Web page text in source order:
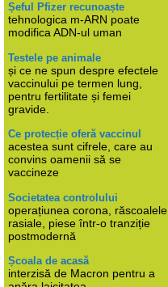
Șeful Pfizer recunoaște
tehnologica m-ARN poate
modifica ADN-ul uman
Testele pe animale
și ce ne spun despre efectele
vaccinului pe termen lung,
pentru fertilitate și femei
gravide.
Ce protecție oferă vaccinul
acestea sunt cifrele, care au
convins oamenii să se
vaccineze
Societatea controlului
operațiunea corona, răscoalele
rasiale, piese într-o tranziție
postmodernă
Școala de acasă
interzisă de Macron pentru a